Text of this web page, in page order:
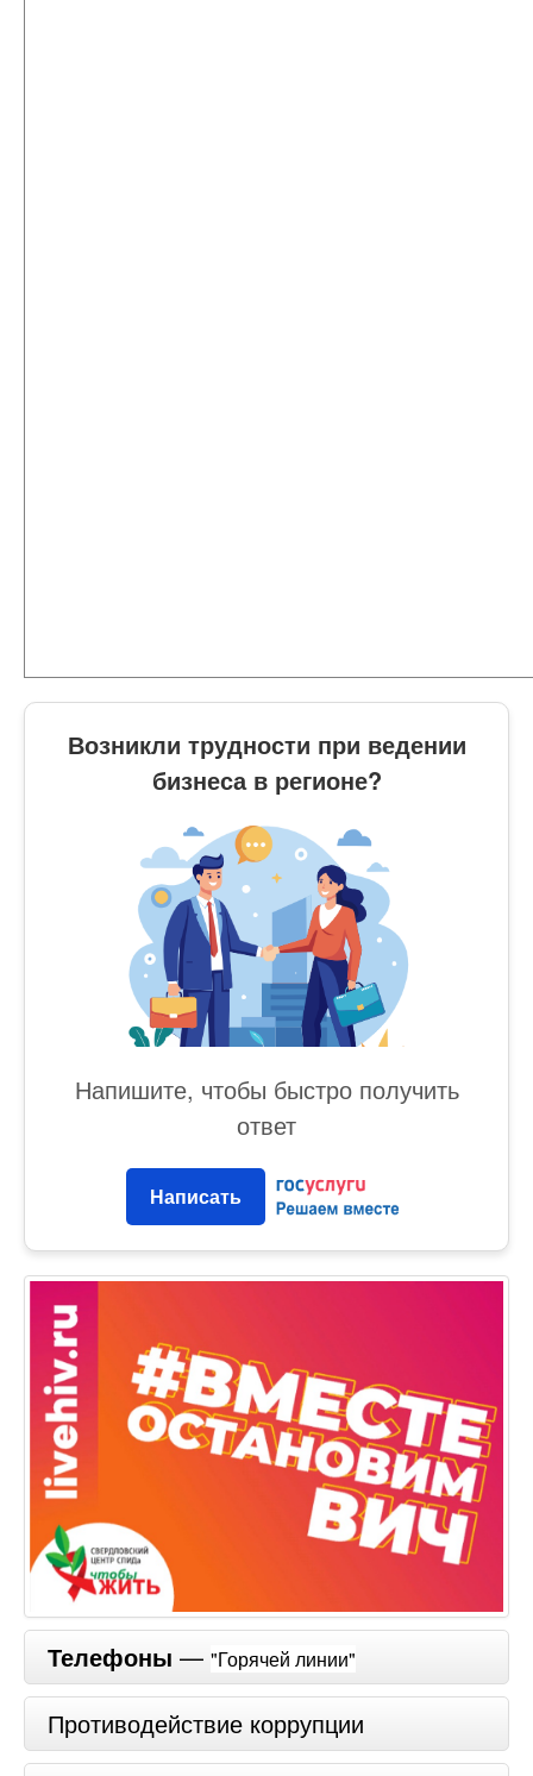
Возникли трудности при ведении
бизнеса в регионе?
Напишите, чтобы быстро получить
ответ
Написать
Телефоны — "Горячей линии"
Противодействие коррупции